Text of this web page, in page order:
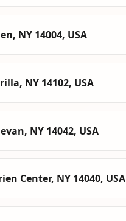
NY 14004, USA
NY 14102, USA
NY 14042, USA
Center, NY 14040, USA